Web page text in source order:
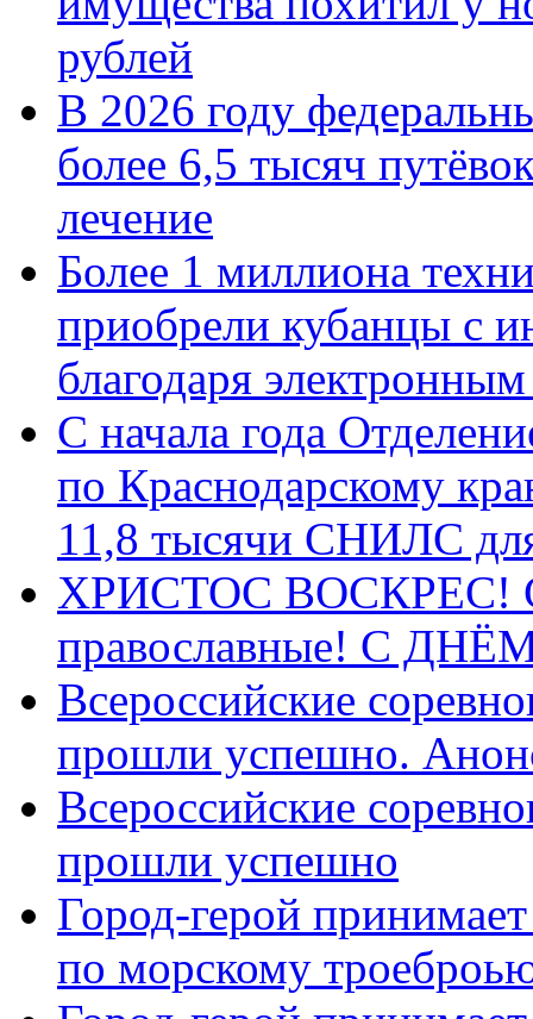
рублей
В 2026 году
более 6,5 тысяч
лечение
Более 1 миллиона
приобрели кубанцы с
благодаря
С начала года
по Краснодарскому
11,8 тысячи СНИЛС
ХРИСТОС ВОСКРЕС! С
православные! C
Всероссийские
прошли успешно.
Всероссийские
прошли успешно
Город-герой
по морскому